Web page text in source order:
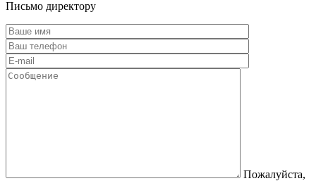
Письмо директору
Пожалуйста,